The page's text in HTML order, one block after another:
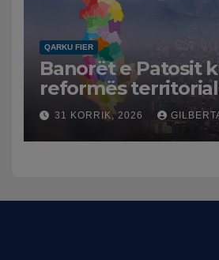
QARKU FIER
Banorët e Patosit
reformës
humbasim
qytetit
31 KORRIK, 2026